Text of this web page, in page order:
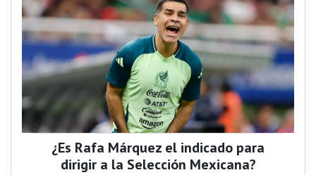
¿Es Rafa Márquez el indicado para
dirigir a la Selección Mexicana?